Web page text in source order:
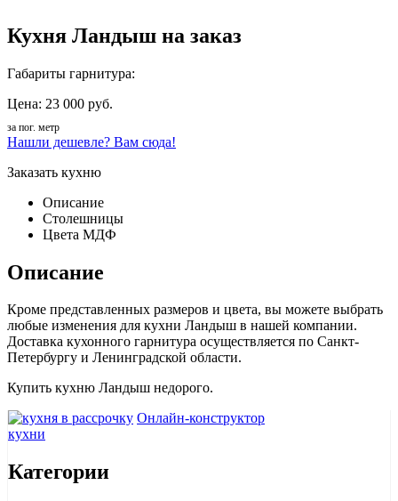
Кухня Ландыш на заказ
Габариты гарнитура:
Цена: 23 000 руб.
за пог. метр
Нашли дешевле? Вам сюда!
Заказать кухню
Описание
Столешницы
Цвета МДФ
Описание
Кроме представленных размеров и цвета, вы можете выбрать
любые изменения для кухни Ландыш в нашей компании.
Доставка кухонного гарнитура осуществляется по Санкт-
Петербургу и Ленинградской области.
Купить кухню Ландыш недорого.
Онлайн-конструктор
кухни
Категории